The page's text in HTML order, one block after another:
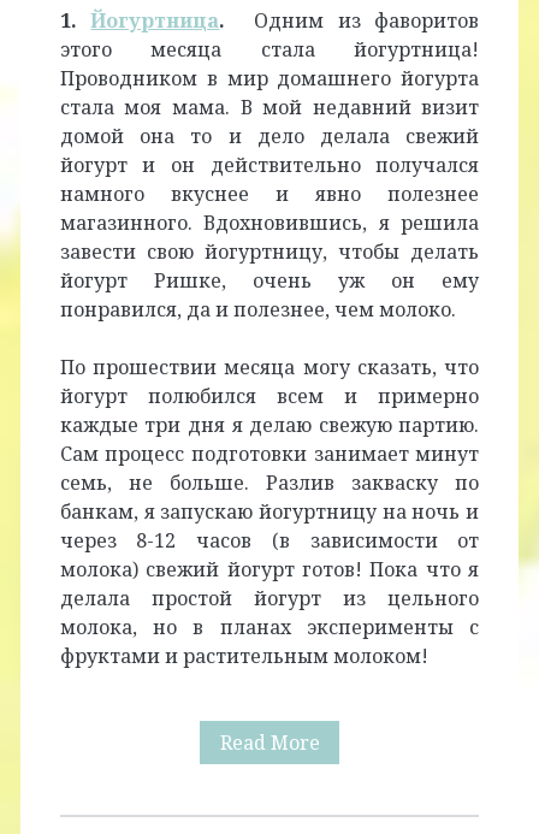
1.Йогуртница. Одним из фаворитов
этого месяца стала йогуртница!
Проводником в мир домашнего йогурта
стала моя мама. В мой недавний визит
домой она то и дело делала свежий
йогурт и он действительно получался
намного вкуснее и явно полезнее
магазинного. Вдохновившись, я решила
завести свою йогуртницу, чтобы делать
йогурт Ришке, очень уж он ему
понравился, да и полезнее, чем молоко.
По прошествии месяца могу сказать, что
йогурт полюбился всем и примерно
каждые три дня я делаю свежую партию.
Сам процесс подготовки занимает минут
семь, не больше. Разлив закваску по
банкам, я запускаю йогуртницу на ночь и
через 8-12 часов (в зависимости от
молока) свежий йогурт готов! Пока что я
делала простой йогурт из цельного
молока, но в планах эксперименты с
фруктами и растительным молоком!
Read MoreФавориты